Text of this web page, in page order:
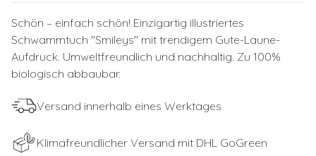
Schön – einfach schön! Einzigartig illustriertes
Schwammtuch ''Smileys'' mit trendigem Gute-Laune-
Aufdruck. Umweltfreundlich und nachhaltig. Zu 100%
biologisch abbaubar.
Versand innerhalb eines Werktages
Klimafreundlicher Versand mit DHL GoGreen